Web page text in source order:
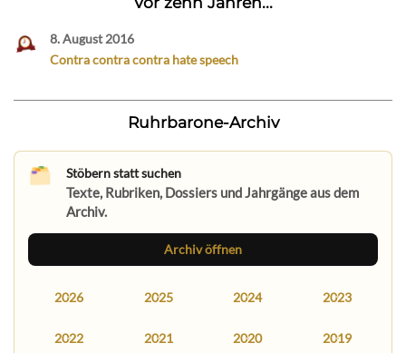
8. August 2016
Contra contra contra hate speech
Ruhrbarone-Archiv
Stöbern statt suchen
Texte, Rubriken, Dossiers und Jahrgänge aus dem
Archiv.
Archiv öffnen
2026 2025 2024 2023
2022 2021 2020 2019